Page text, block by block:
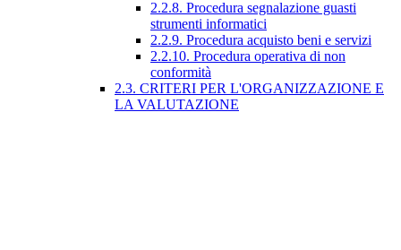
2.2.8. Procedura segnalazione guasti
strumenti informatici
2.2.9. Procedura acquisto beni e servizi
2.2.10. Procedura operativa di non
conformità
2.3. CRITERI PER L'ORGANIZZAZIONE E
LA VALUTAZIONE